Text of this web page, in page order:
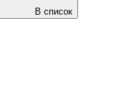
В список